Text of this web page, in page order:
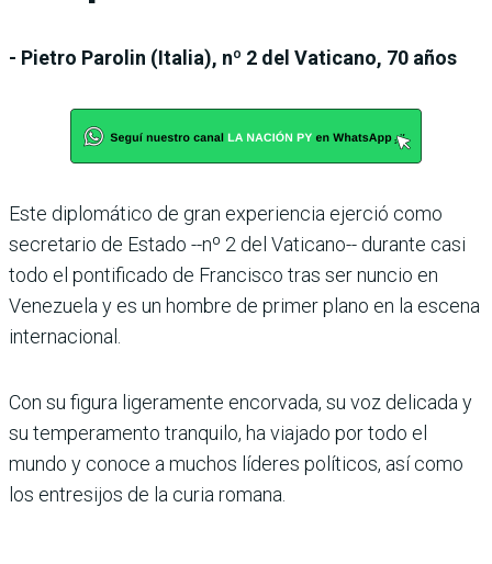
- Pietro Parolin (Italia), nº 2 del Vaticano, 70 años
Este diplomático de gran experiencia ejerció como
secretario de Estado --nº 2 del Vaticano-- durante casi
todo el pontificado de Francisco tras ser nuncio en
Venezuela y es un hombre de primer plano en la escena
internacional.
Con su figura ligeramente encorvada, su voz delicada y
su temperamento tranquilo, ha viajado por todo el
mundo y conoce a muchos líderes políticos, así como
los entresijos de la curia romana.